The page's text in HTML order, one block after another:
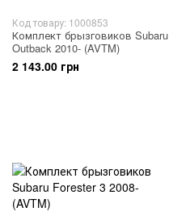
Код товару: 1000853
Комплект брызговиков Subaru
Outback 2010- (AVTM)
2 143.00 грн